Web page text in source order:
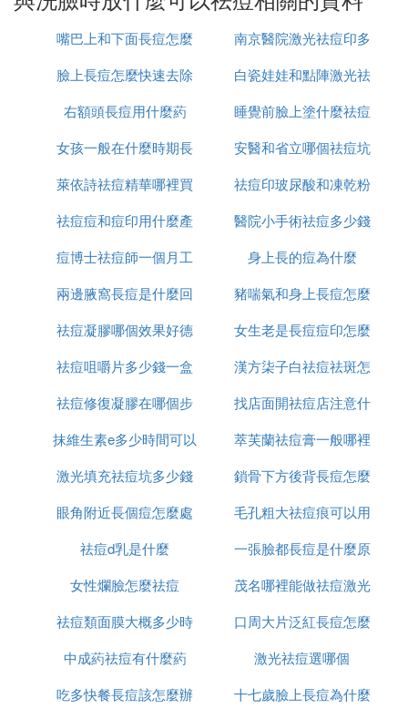
每天一大杯鮮奶混合在洗臉的清水中，然後洗臉，洗
臉時用手按摩臉部，每天早上做五分鍾，之後在換清
水洗干凈即可。
5、白醋洗臉。
雖然白醋洗臉不能去除痘印，但可以消炎殺菌，對粉
刺有較好的療效，也可以美白皮膚。每次用量一般15
～20毫升，不能過多，否則會對皮膚有傷害。
6、蘆薈黃瓜洗臉。
蘆薈和黃瓜都有消炎的功效，菜場買回新鮮的蘆薈，
切小片敷在患部，而黃瓜則去皮榨成汁，洗臉後抹在
臉上，經過約三十分鍾再沖洗掉即可。
㈢ 用什麼洗臉可以去痘痘
用什麼洗臉可以去痘痘
用什麼洗臉可以去痘痘，長痘是非常常見的一種現
象，但它也是讓很多人非常苦惱的問題，可以通過日
常的洗臉來去除痘痘，下面就來看看用什麼洗臉可以
1、用白醋洗臉
白醋具有消炎殺菌的作用，而臉上長痘的原因之一是
因為臉上還有蟎蟲和細菌，所以用白醋洗臉，不僅可
醋屬於刺激性的，是不能直接用來洗臉的，需要兌水
之後才能用來洗臉，一般白醋和水的比例是一比三，
嘴巴上和下面長痘怎麼
治
南京醫院激光祛痘印多
少錢
臉上長痘怎麼快速去除
白瓷娃娃和點陣激光祛
痘印哪個好
右額頭長痘用什麼葯
睡覺前臉上塗什麼祛痘
印
女孩一般在什麼時期長
痘
安醫和省立哪個祛痘坑
痘印好
萊依詩祛痘精華哪裡買
祛痘印玻尿酸和凍乾粉
哪個好
祛痘痘和痘印用什麼產
品
醫院小手術祛痘多少錢
一次
痘博士祛痘師一個月工
資多少
身上長的痘為什麼
兩邊腋窩長痘是什麼回
事
豬喘氣和身上長痘怎麼
治療
祛痘凝膠哪個效果好德
國
女生老是長痘痘印怎麼
辦
祛痘咀嚼片多少錢一盒
漢方柒子白祛痘祛斑怎
麼樣
祛痘修復凝膠在哪個步
驟使用
找店面開祛痘店注意什
麼
抹維生素e多少時間可以
祛痘坑
萃芙蘭祛痘膏一般哪裡
有賣
激光填充祛痘坑多少錢
鎖骨下方後背長痘怎麼
消除
眼角附近長個痘怎麼處
理
毛孔粗大祛痘痕可以用
什麼
祛痘d乳是什麼
一張臉都長痘是什麼原
因
女性爛臉怎麼祛痘
茂名哪裡能做祛痘激光
祛痘類面膜大概多少時
間用一次
口周大片泛紅長痘怎麼
辦
中成葯祛痘有什麼葯
激光祛痘選哪個
吃多快餐長痘該怎麼辦
十七歲臉上長痘為什麼